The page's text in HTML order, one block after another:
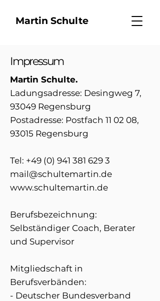
Martin Schulte
Impressum
Martin Schulte.
Ladungsadresse: Desingweg 7,
93049 Regensburg
Postadresse: Postfach 11 02 08,
93015 Regensburg
Tel: +49 (0) 941 381 629 3
mail@schultemartin.de
www.schultemartin.de
Berufsbezeichnung:
Selbständiger Coach, Berater
und Supervisor
Mitgliedschaft in
Berufsverbänden:
- Deutscher Bundesverband